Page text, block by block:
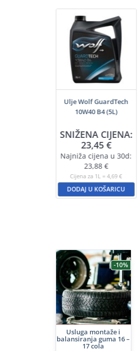
Ulje Wolf GuardTech
10W40 B4 (5L)
SNIŽENA CIJENA:
23,45€
Najniža cijena u 30d:
23,88€
Cijena za 1L = 4,69 €
DODAJ U KOŠARICU
-10%
Usluga montaže i
balansiranja guma 16 –
17 cola